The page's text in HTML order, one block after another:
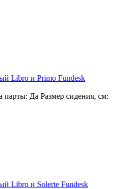
Libro и Primo Fundesk
парты: Да Размер сидения, см:
Libro и Solerte Fundesk